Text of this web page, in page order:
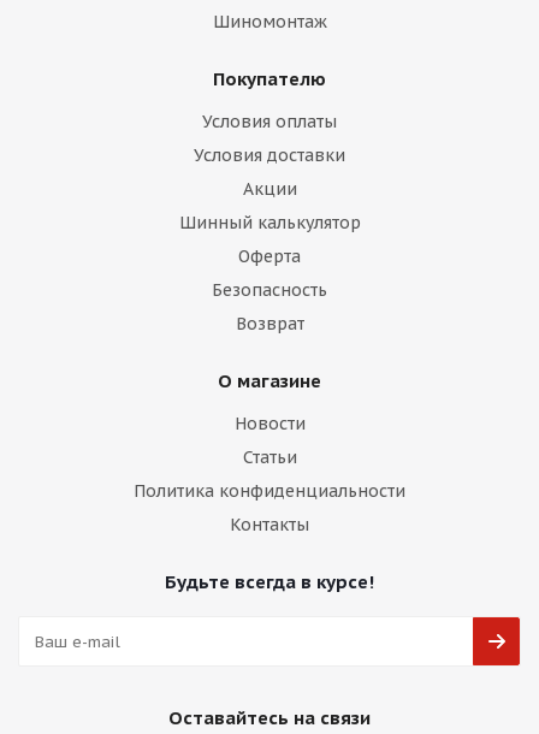
Шиномонтаж
Покупателю
Условия оплаты
Условия доставки
Акции
Шинный калькулятор
Оферта
Безопасность
Возврат
О магазине
Новости
Статьи
Политика конфиденциальности
Контакты
Будьте всегда в курсе!
Оставайтесь на связи